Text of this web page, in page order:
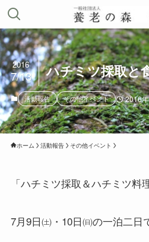
ハチミツ採取と
2016
7/13
活動報告 その他イベント 2016
ホーム 活動報告 その他イベント
「ハチミツ採取＆ハチミツ料
7月9日㈯・10日㈰の一泊二日